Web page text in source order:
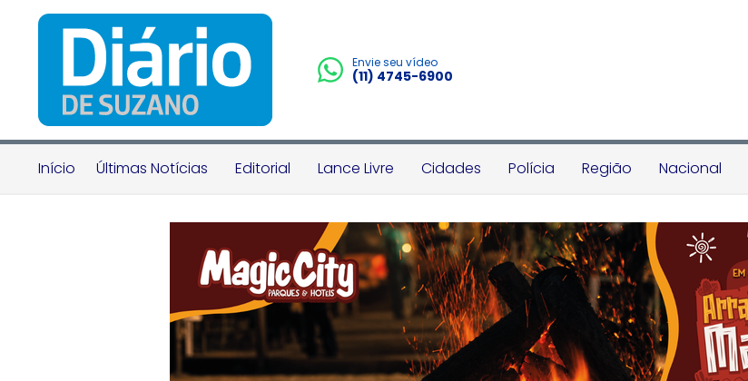
Envie seu vídeo
(11) 4745-6900
Início Últimas Notícias Editorial Lance Livre Cidades Polícia Região Nacional